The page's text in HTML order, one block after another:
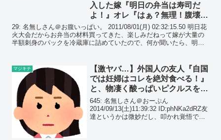
入した嫁『明日の弁当は寿司だ
よ！』オレ『はぁ？無理！腹壊
す！』→喚きだして…
29: 名無しさん＠お腹いっぱい。 2011/08/01(月) 02:32:15.50 明日花
火大会だからお弁当の材料買ってきた、楽しみだねって嫁が大量の
半額刺身のパックを冷蔵庫に詰めていたので、何か聞いたら、明日
マジキチ
【激ヤバ…】外国人の友人『自国
では妊婦はコレを絶対食べる！』
と、物凄く酸っぱいピクルスを出
してきた。さらに信じられないも
のを…
645: 名無しさん＠おーぷん
2014/09/13(土)11:39:32 ID:phNKa2dRZ友
達というかは微妙だし、叩かれ覚悟で。